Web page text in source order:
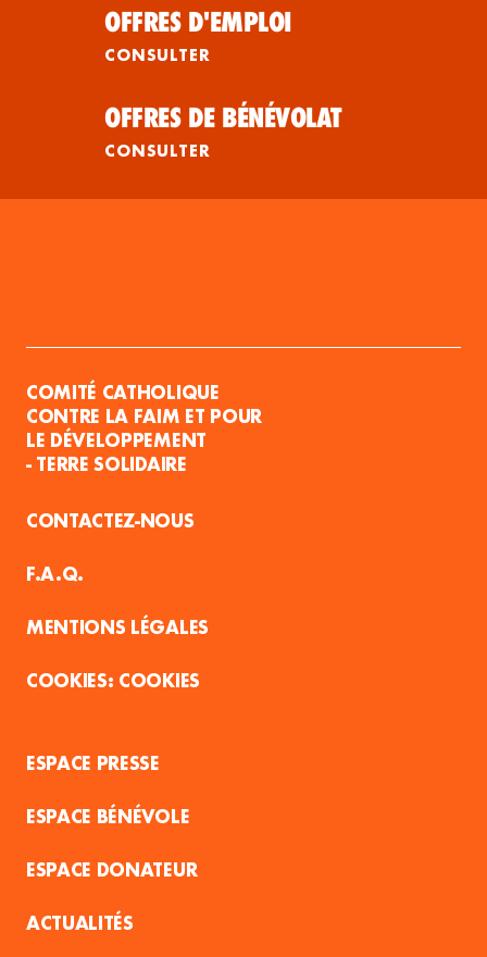
OFFRES D'EMPLOI
CONSULTER
OFFRES DE BÉNÉVOLAT
CONSULTER
COMITÉ CATHOLIQUE
CONTRE LA FAIM ET POUR
LE DÉVELOPPEMENT
- TERRE SOLIDAIRE
CONTACTEZ-NOUS
F.A.Q.
MENTIONS LÉGALES
COOKIES
ESPACE PRESSE
ESPACE BÉNÉVOLE
ESPACE DONATEUR
ACTUALITÉS